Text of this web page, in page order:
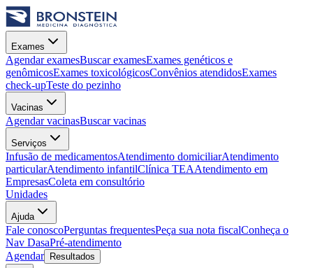
Exames
Agendar examesBuscar examesExames genéticos e
genômicosExames toxicológicosConvênios atendidosExames
check-upTeste do pezinho
Vacinas
Agendar vacinasBuscar vacinas
Serviços
Infusão de medicamentosAtendimento domiciliarAtendimento
particularAtendimento infantilClínica TEAAtendimento em
EmpresasColeta em consultório
Unidades
Ajuda
Fale conoscoPerguntas frequentesPeça sua nota fiscalConheça o
Nav DasaPré-atendimento
Agendar
Resultados